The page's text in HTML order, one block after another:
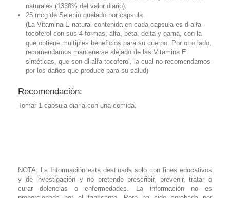
naturales (1330% del valor diario).
25 mcg de Selenio quelado por capsula.
(La Vitamina E natural contenida en cada capsula es d-alfa-
tocoferol con sus 4 formas, alfa, beta, delta y gama, con la
que obtiene multiples beneficios para su cuerpo. Por otro lado,
recomendamos mantenerse alejado de las Vitamina E
sintéticas, que son dl -alfa-tocoferol, la cual no recomendamos
por los daños que produce para su salud)
Recomendación:
Tomar 1 capsula diaria con una comida.
NOTA: La Información esta destinada solo con fines educativos
y de investigación y no pretende prescribir, prevenir, tratar o
curar dolencias o enfermedades. La información no es